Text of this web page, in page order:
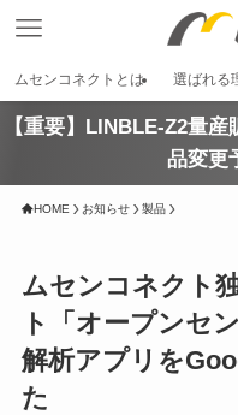
ムセンコネクトとは 選ばれる
【重要】LINBLE-Z2量
品変更
HOME お知らせ 製品
ムセンコネクト
ト「オープンセ
解析アプリを
た